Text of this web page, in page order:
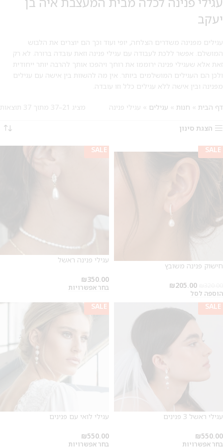
יעקב
עגילים מפנינה משדרים הצלחה, יופי ועוד וכך הם יוצרים את הלבוש
המושלם. אפשר ללכת לעבודה עם עגילי פנינה וזאת עובדה ברורה. לא רק
זאת אלא שעגילי פנינה ירוממו את רוחך ויהפכו אותך להרבה יותר ייחודית
ולכן הם העגילים המושלמים ביותר. אין מה להשוות בין אישה עם עגילים
מפנינה ובין אישה ללא עגילים כלל וזו עובדה.
דף הבית » חנות » עגילים » עגילי פנינה מציג 21–37 מתוך 37 תוצאות
הצגת סינון
SALE
SALE
חישוק פנינה משובץ
₪205.00
הוספה לסל
SALE
עגילי פנינה ראשל
₪350.00
בחר אפשרויות
SALE
עגילי ראשל 3 פנינים
₪550.00
בחר אפשרויות
SALE
עגילי לואי עם פנינים
₪550.00
בחר אפשרויות